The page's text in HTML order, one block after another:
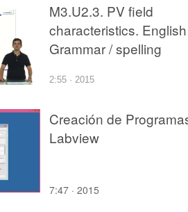
M3.U2.3. PV field
characteristics. English
Grammar / spelling
2:55 · 2015
Creación de
Labview
7:47 · 2015